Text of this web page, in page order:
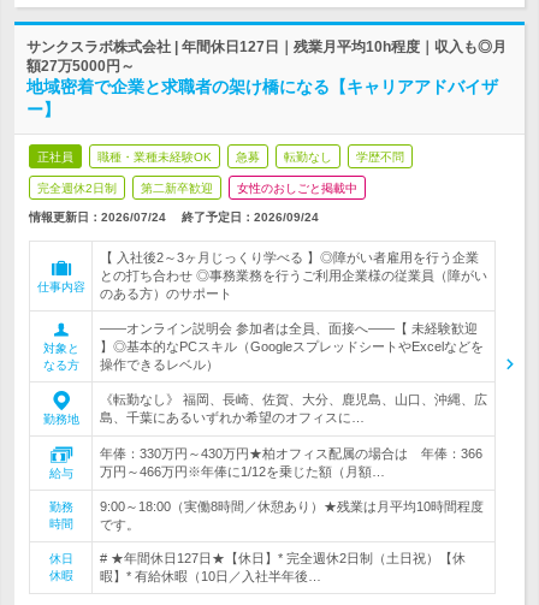
サンクスラボ株式会社 | 年間休日127日｜残業月平均10h程度｜収入も◎月
額27万5000円～
地域密着で企業と求職者の架け橋になる【キャリアアドバイザ
ー】
正社員 職種・業種未経験OK 急募 転勤なし 学歴不問
完全週休2日制 第二新卒歓迎 女性のおしごと掲載中
情報更新日：2026/07/24 終了予定日： 2026/09/24
仕事内容
【 入社後2～3ヶ月じっくり学べる 】◎障がい者雇用を行う企業
との打ち合わせ ◎事務業務を行うご利用企業様の従業員（障がい
のある方）のサポート
対象と
なる方
――オンライン説明会 参加者は全員、面接へ――【 未経験歓迎
】◎基本的なPCスキル（GoogleスプレッドシートやExcelなどを
操作できるレベル）
勤務地
《転勤なし》 福岡、長崎、佐賀、大分、鹿児島、山口、沖縄、広
島、千葉にあるいずれか希望のオフィスに…
給与
年俸：330万円～430万円★柏オフィス配属の場合は 年俸：366
万円～466万円※年俸に1/12を乗じた額（月額…
勤務
時間
9:00～18:00（実働8時間／休憩あり）★残業は月平均10時間程度
です。
休日
休暇
# ★年間休日127日★【休日】* 完全週休2日制（土日祝）【休
暇】* 有給休暇（10日／入社半年後…